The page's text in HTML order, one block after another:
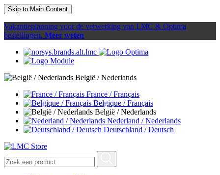
Skip to Main Content
Vakantieplanning voor de verwerking van LMC & Optima
bestellingen. Meer weten
België / Nederlands
France / Français
Belgique / Français
België / Nederlands
Nederland / Nederlands
Deutschland / Deutsch